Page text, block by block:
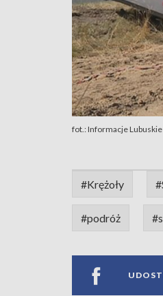
fot.: Informacje Lubuskie
#Krężoły
#podróż